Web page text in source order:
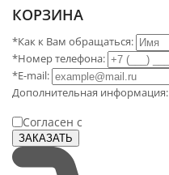
КОРЗИНА
*Как к Вам обращаться:
*Номер телефона:
*E-mail:
Дополнительная информация:
Согласен с
ЗАКАЗАТЬ